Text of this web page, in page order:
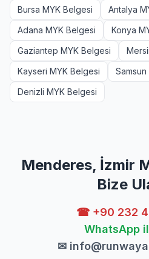
Bursa MYK Belgesi
Antalya
Adana MYK Belgesi
Konya
Gaziantep MYK Belgesi
Kayseri MYK Belgesi
Denizli MYK Belgesi
Menderes, İzmir
Bize
☎ +90 232
WhatsApp
✉